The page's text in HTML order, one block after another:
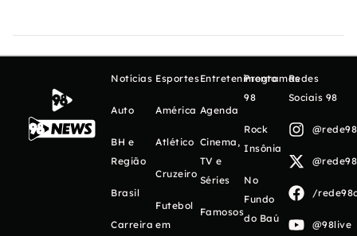
Notícias
Auto
BH e
Região
Brasil
Carreira
Esportes
América
Atlético
Cruzeiro
Futebol
em
Entretenimento
Agenda
Cinema,
TV e
Séries
Famosos
Programas
98
Rock
Insônia
No
Fundo
do Baú
Redes
Sociais 98
/
@98live